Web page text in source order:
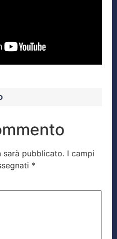
sarà pubblicato. I campi
*